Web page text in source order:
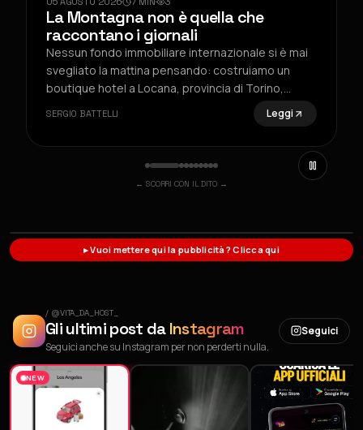
La Montagna non è quella che
raccontano i giornali
Nessun fondo immobiliare internazionale si è mai
svegliato la mattina pensando: costruiamo un
boutique hotel a Locana, provincia di Torino,
milleduecento anime, valle Orco, quella strada che
d'inverno la spalano quando possono. Nessun
SERGIO BATTELLI Leggi
← SCORRI CON IL DITO →
▸ Vuoi mettere qui la pubblicità? Clicca qui
/ @VITA_DA_HOST_
Gli ultimi post daInstagram
Seguici anche su Instagram per non perderti nulla.
Seguici
NEW